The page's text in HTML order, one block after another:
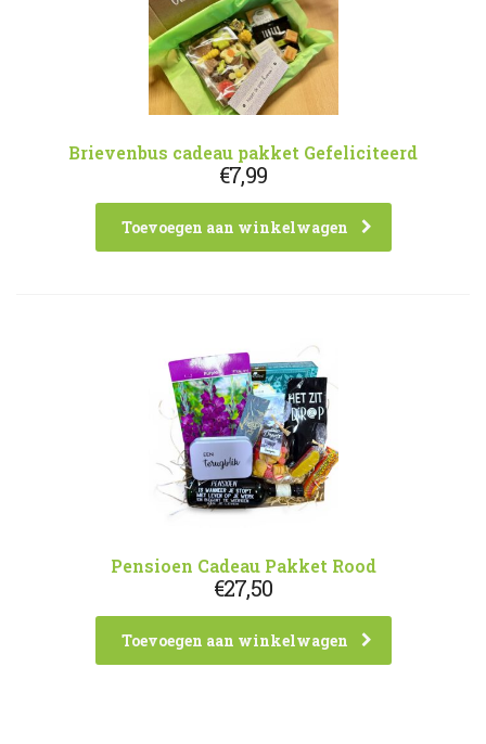
Brievenbus cadeau pakket Gefeliciteerd
€7,99
Toevoegen aan winkelwagen
Pensioen Cadeau Pakket Rood
€27,50
Toevoegen aan winkelwagen